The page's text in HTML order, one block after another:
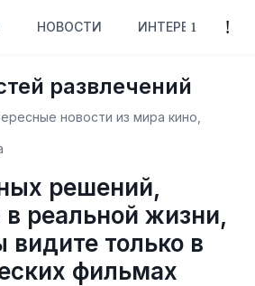
НОВОСТИ ИНТЕРЕСНОЕ
развлечений
новости из мира кино,
решений,
реальной жизни,
видите только в
фильмах